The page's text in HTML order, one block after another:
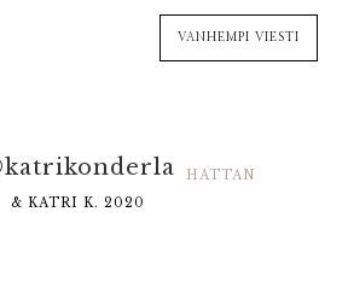
VANHEMPI VIESTI
BYHELLO MANHATTAN
& KATRI K. 2020